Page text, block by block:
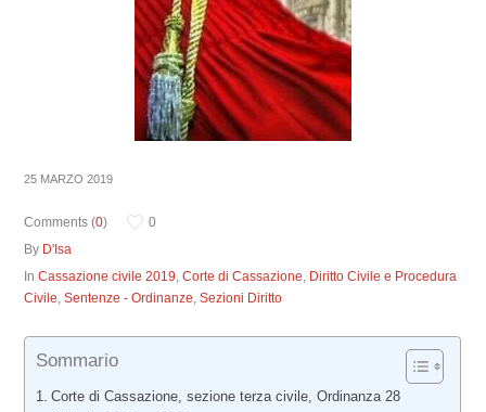
25 MARZO 2019
Comments (0)
0
By D'Isa
InCassazione civile 2019,Corte di Cassazione, Diritto Civile e Procedura
Civile,Sentenze - Ordinanze,Sezioni Diritto
Sommario
Corte di Cassazione, sezione terza civile, Ordinanza 28